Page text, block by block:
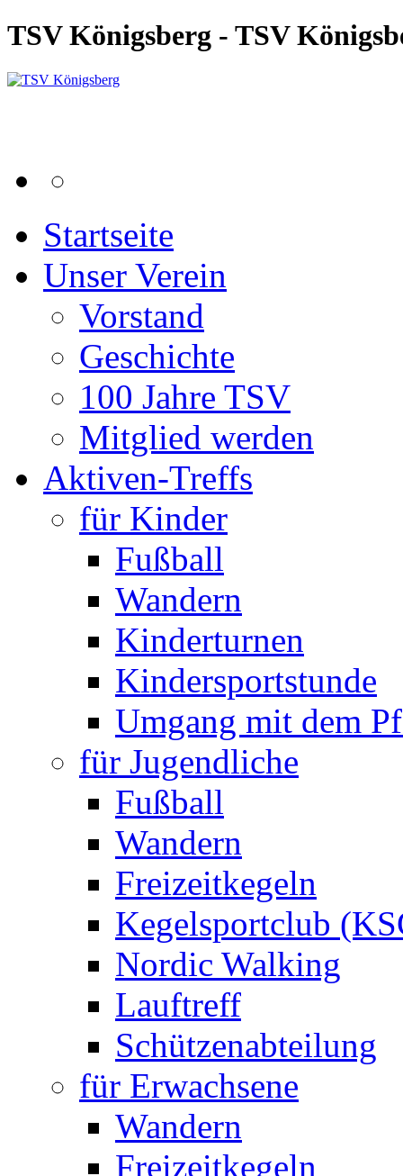
TSV Königsberg - TSV
Startseite
Unser Verein
Vorstand
Geschichte
100 Jahre TSV
Mitglied werden
Aktiven-Treffs
für Kinder
Fußball
Wandern
Kinderturnen
Kindersportstunde
Umgang mit dem
für Jugendliche
Fußball
Wandern
Freizeitkegeln
Kegelsportclub
Nordic Walking
Lauftreff
Schützenabteilung
für Erwachsene
Wandern
Freizeitkegeln